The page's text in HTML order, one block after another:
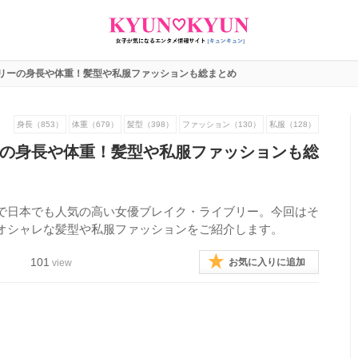
ーの身長や体重！髪型や私服ファッションも総まとめ
身長（853） 体重（679） 髪型（398） ファッション（130） 私服（128）
身長や体重！髪型や私服ファッションも総
本でも人気の高い女優ブレイク・ライブリー。今回はそ
ャレな髪型や私服ファッションをご紹介します。
101 view お気に入りに追加